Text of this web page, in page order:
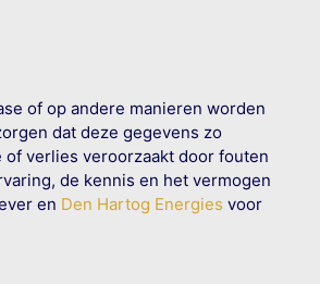
of op andere manieren worden
dat deze gegevens zo
verlies veroorzaakt door fouten
de kennis en het vermogen
en Den Hartog Energies voor